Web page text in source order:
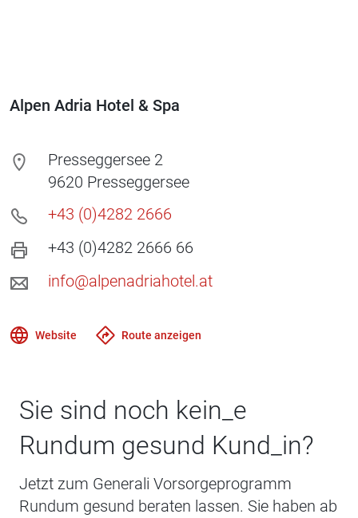
Alpen Adria Hotel & Spa
Presseggersee 2
9620 Presseggersee
+43 (0)4282 2666
+43 (0)4282 2666 66
info@alpenadriahotel.at
Website Route anzeigen
Sie sind noch kein_e
Rundum gesund Kund_in?
Jetzt zum Generali Vorsorgeprogramm
Rundum gesund beraten lassen. Sie haben ab